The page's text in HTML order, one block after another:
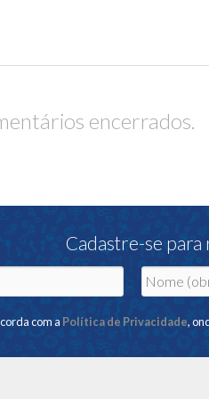
encerrados.
Cadastre-se
com a Política de Privacidade,